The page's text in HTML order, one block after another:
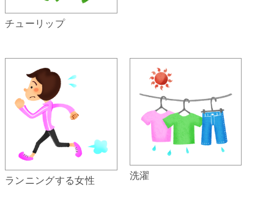
チューリップ
ランニングする女性 洗濯